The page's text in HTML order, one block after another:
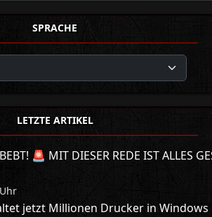
SPRACHE
LETZTE ARTIKEL
🚨 MIT DIESER REDE IST ALLES
jetzt Millionen Drucker in Windows